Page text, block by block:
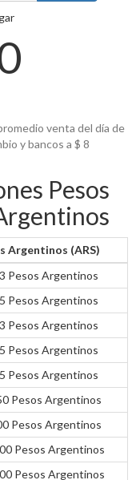
venta del día de
y bancos a $ 8
Pesos
Argentinos (ARS)
Pesos Argentinos
Pesos Argentinos
Pesos Argentinos
Pesos Argentinos
Pesos Argentinos
Pesos Argentinos
Pesos Argentinos
Pesos Argentinos
Pesos Argentinos